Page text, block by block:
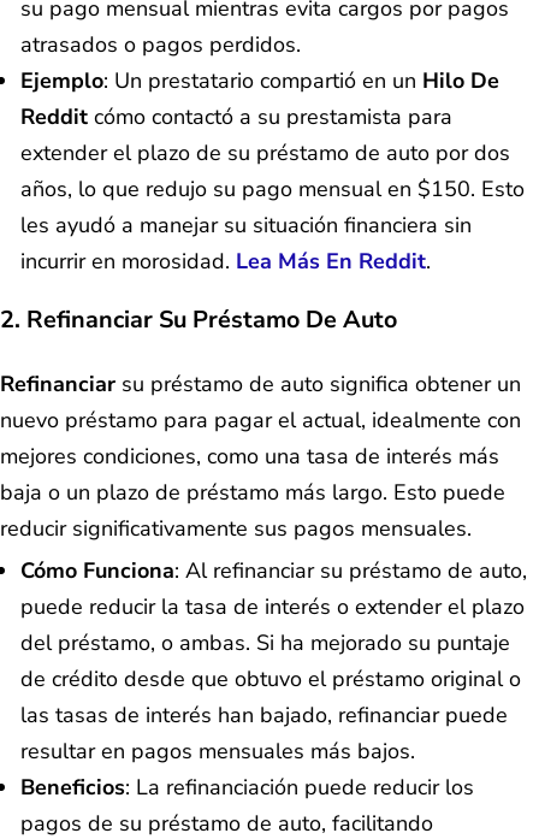
su pago mensual mientras evita cargos por pagos
atrasados o pagos perdidos.
Ejemplo: Un prestatario compartió en un Hilo De
Reddit cómo contactó a su prestamista para
extender el plazo de su préstamo de auto por dos
años, lo que redujo su pago mensual en $150. Esto
les ayudó a manejar su situación financiera sin
incurrir en morosidad. Lea Más En Reddit.
2. Refinanciar Su Préstamo De Auto
Refinanciar su préstamo de auto significa obtener un
nuevo préstamo para pagar el actual, idealmente con
mejores condiciones, como una tasa de interés más
baja o un plazo de préstamo más largo. Esto puede
reducir significativamente sus pagos mensuales.
Cómo Funciona: Al refinanciar su préstamo de auto,
puede reducir la tasa de interés o extender el plazo
del préstamo, o ambas. Si ha mejorado su puntaje
de crédito desde que obtuvo el préstamo original o
las tasas de interés han bajado, refinanciar puede
resultar en pagos mensuales más bajos.
Beneficios: La refinanciación puede reducir los
pagos de su préstamo de auto, facilitando